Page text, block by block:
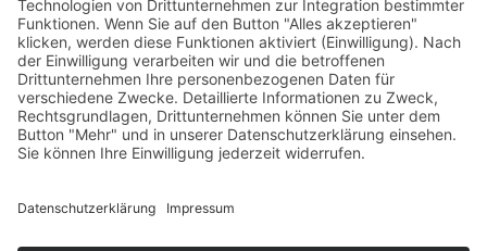
Banküberweisung
Paypal
VERTRAG WIDERRUFEN